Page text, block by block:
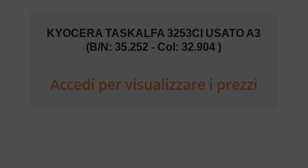
KYOCERA TASKALFA 3253CI USATO A3
(B/N: 35.252 - Col: 32.904 )
Accedi per visualizzare i prezzi